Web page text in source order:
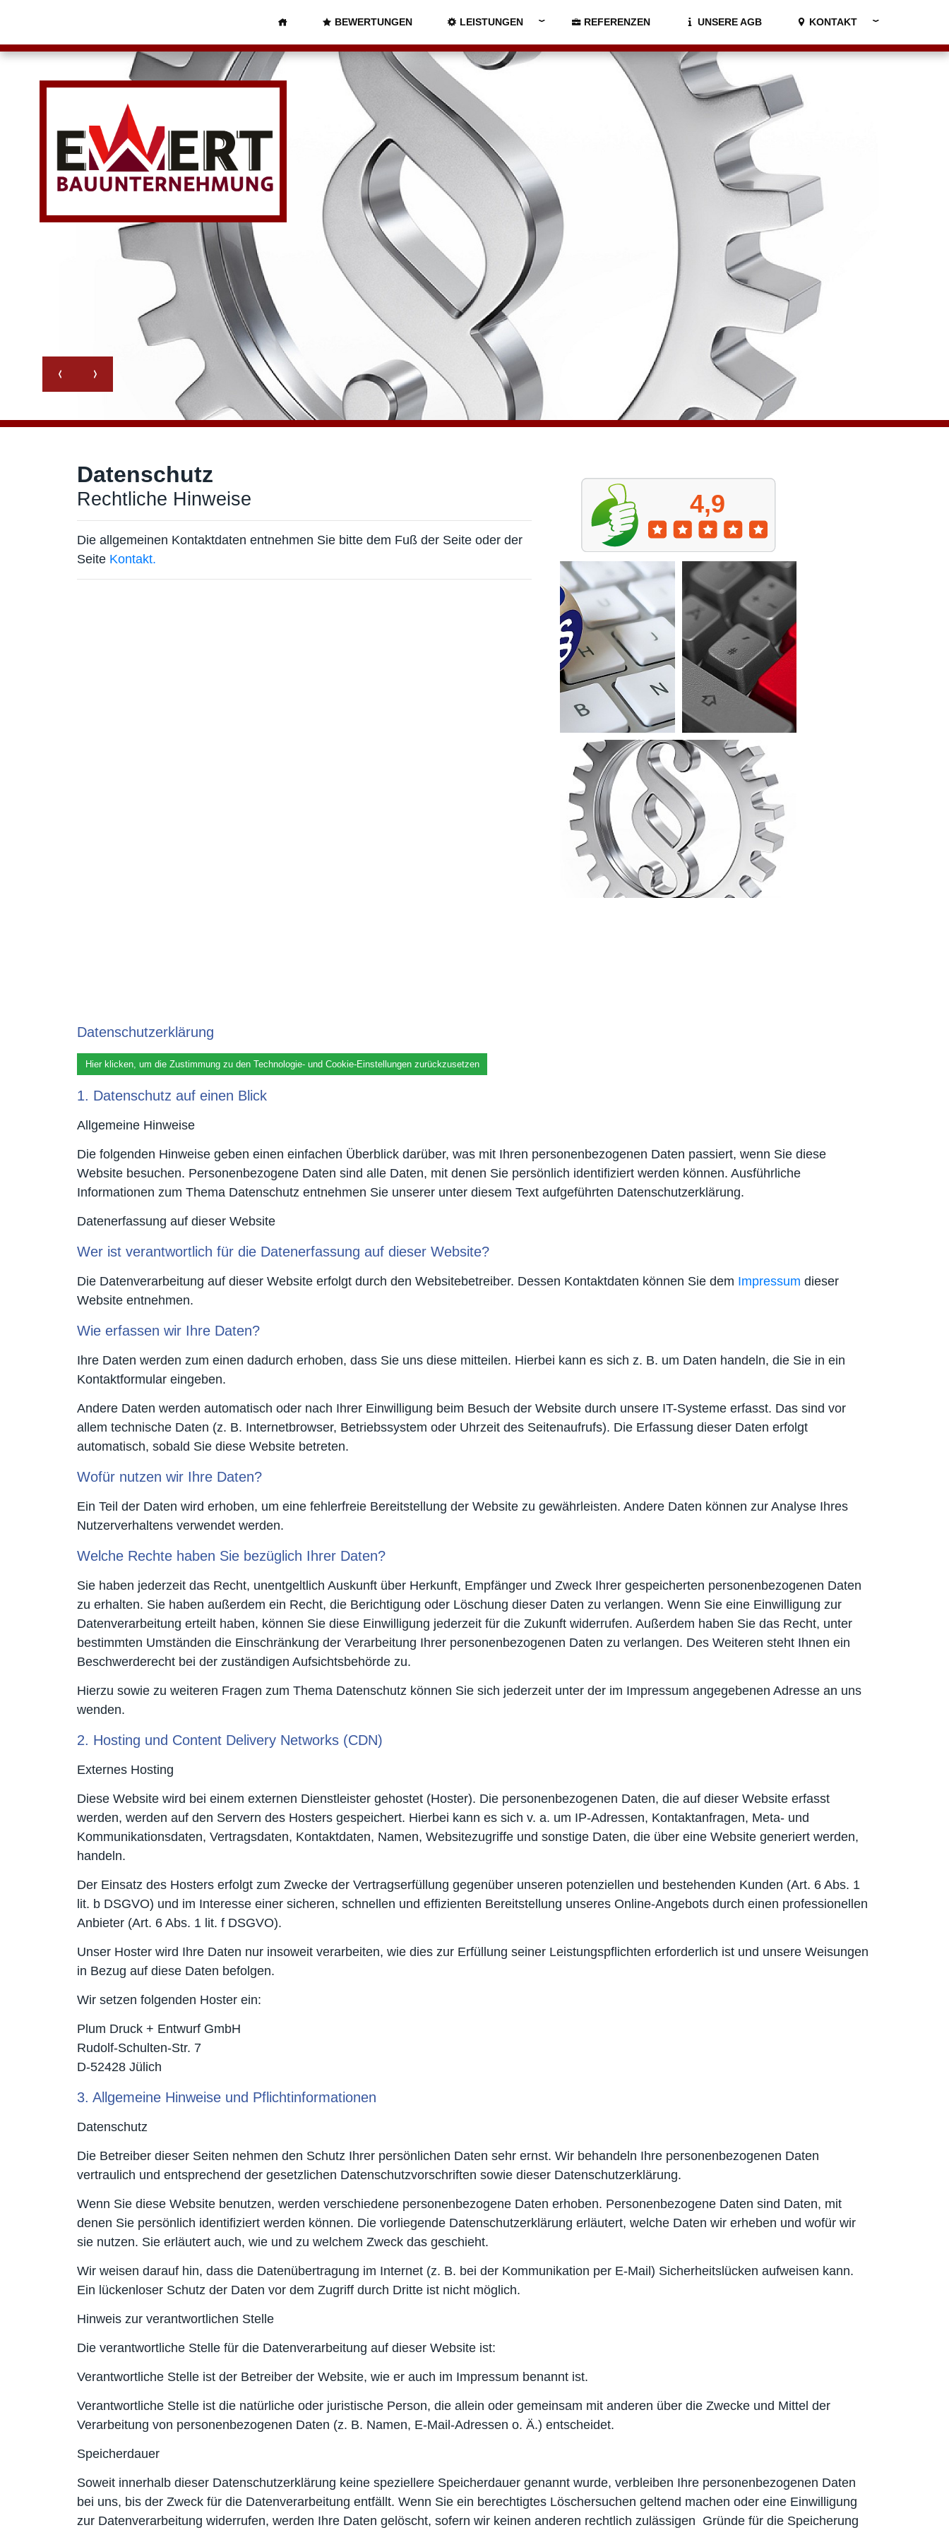
BEWERTUNGEN
LEISTUNGEN REFERENZEN UNSERE AGB KONTAKT
Datenschutz
Rechtliche Hinweise
Die allgemeinen Kontaktdaten entnehmen Sie bitte dem Fuß der Seite oder der
Seite Kontakt.
Datenschutzerklärung
Hier klicken, um die Zustimmung zu den Technologie- und Cookie-Einstellungen zurückzusetzen
1. Datenschutz auf einen Blick
Allgemeine Hinweise
Die folgenden Hinweise geben einen einfachen Überblick darüber, was mit Ihren personenbezogenen Daten passiert, wenn Sie diese
Website besuchen. Personenbezogene Daten sind alle Daten, mit denen Sie persönlich identifiziert werden können. Ausführliche
Informationen zum Thema Datenschutz entnehmen Sie unserer unter diesem Text aufgeführten Datenschutzerklärung.
Datenerfassung auf dieser Website
Wer ist verantwortlich für die Datenerfassung auf dieser Website?
Die Datenverarbeitung auf dieser Website erfolgt durch den Websitebetreiber. Dessen Kontaktdaten können Sie dem Impressum dieser
Website entnehmen.
Wie erfassen wir Ihre Daten?
Ihre Daten werden zum einen dadurch erhoben, dass Sie uns diese mitteilen. Hierbei kann es sich z. B. um Daten handeln, die Sie in ein
Kontaktformular eingeben.
Andere Daten werden automatisch oder nach Ihrer Einwilligung beim Besuch der Website durch unsere IT-Systeme erfasst. Das sind vor
allem technische Daten (z. B. Internetbrowser, Betriebssystem oder Uhrzeit des Seitenaufrufs). Die Erfassung dieser Daten erfolgt
automatisch, sobald Sie diese Website betreten.
Wofür nutzen wir Ihre Daten?
Ein Teil der Daten wird erhoben, um eine fehlerfreie Bereitstellung der Website zu gewährleisten. Andere Daten können zur Analyse Ihres
Nutzerverhaltens verwendet werden.
Welche Rechte haben Sie bezüglich Ihrer Daten?
Sie haben jederzeit das Recht, unentgeltlich Auskunft über Herkunft, Empfänger und Zweck Ihrer gespeicherten personenbezogenen Daten
zu erhalten. Sie haben außerdem ein Recht, die Berichtigung oder Löschung dieser Daten zu verlangen. Wenn Sie eine Einwilligung zur
Datenverarbeitung erteilt haben, können Sie diese Einwilligung jederzeit für die Zukunft widerrufen. Außerdem haben Sie das Recht, unter
bestimmten Umständen die Einschränkung der Verarbeitung Ihrer personenbezogenen Daten zu verlangen. Des Weiteren steht Ihnen ein
Beschwerderecht bei der zuständigen Aufsichtsbehörde zu.
Hierzu sowie zu weiteren Fragen zum Thema Datenschutz können Sie sich jederzeit unter der im Impressum angegebenen Adresse an uns
wenden.
2. Hosting und Content Delivery Networks (CDN)
Externes Hosting
Diese Website wird bei einem externen Dienstleister gehostet (Hoster). Die personenbezogenen Daten, die auf dieser Website erfasst
werden, werden auf den Servern des Hosters gespeichert. Hierbei kann es sich v. a. um IP-Adressen, Kontaktanfragen, Meta- und
Kommunikationsdaten, Vertragsdaten, Kontaktdaten, Namen, Websitezugriffe und sonstige Daten, die über eine Website generiert werden,
handeln.
Der Einsatz des Hosters erfolgt zum Zwecke der Vertragserfüllung gegenüber unseren potenziellen und bestehenden Kunden (Art. 6 Abs. 1
lit. b DSGVO) und im Interesse einer sicheren, schnellen und effizienten Bereitstellung unseres Online-Angebots durch einen professionellen
Anbieter (Art. 6 Abs. 1 lit. f DSGVO).
Unser Hoster wird Ihre Daten nur insoweit verarbeiten, wie dies zur Erfüllung seiner Leistungspflichten erforderlich ist und unsere Weisungen
in Bezug auf diese Daten befolgen.
Wir setzen folgenden Hoster ein:
Plum Druck + Entwurf GmbH
Rudolf-Schulten-Str. 7
D-52428 Jülich
3. Allgemeine Hinweise und Pflicht­informationen
Datenschutz
Die Betreiber dieser Seiten nehmen den Schutz Ihrer persönlichen Daten sehr ernst. Wir behandeln Ihre personenbezogenen Daten
vertraulich und entsprechend der gesetzlichen Datenschutzvorschriften sowie dieser Datenschutzerklärung.
Wenn Sie diese Website benutzen, werden verschiedene personenbezogene Daten erhoben. Personenbezogene Daten sind Daten, mit
denen Sie persönlich identifiziert werden können. Die vorliegende Datenschutzerklärung erläutert, welche Daten wir erheben und wofür wir
sie nutzen. Sie erläutert auch, wie und zu welchem Zweck das geschieht.
Wir weisen darauf hin, dass die Datenübertragung im Internet (z. B. bei der Kommunikation per E-Mail) Sicherheitslücken aufweisen kann.
Ein lückenloser Schutz der Daten vor dem Zugriff durch Dritte ist nicht möglich.
Hinweis zur verantwortlichen Stelle
Die verantwortliche Stelle für die Datenverarbeitung auf dieser Website ist:
Verantwortliche Stelle ist der Betreiber der Website, wie er auch im Impressum benannt ist.
Verantwortliche Stelle ist die natürliche oder juristische Person, die allein oder gemeinsam mit anderen über die Zwecke und Mittel der
Verarbeitung von personenbezogenen Daten (z. B. Namen, E-Mail-Adressen o. Ä.) entscheidet.
Speicherdauer
Soweit innerhalb dieser Datenschutzerklärung keine speziellere Speicherdauer genannt wurde, verbleiben Ihre personenbezogenen Daten
bei uns, bis der Zweck für die Datenverarbeitung entfällt. Wenn Sie ein berechtigtes Löschersuchen geltend machen oder eine Einwilligung
zur Datenverarbeitung widerrufen, werden Ihre Daten gelöscht, sofern wir keinen anderen rechtlich zulässigen Gründe für die Speicherung